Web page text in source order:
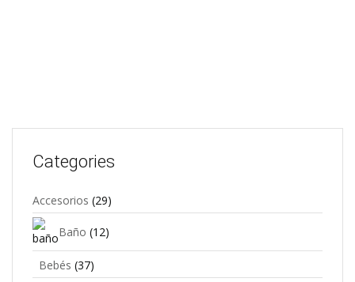
Categories
Accesorios (29)
Baño (12)
Bebés (37)